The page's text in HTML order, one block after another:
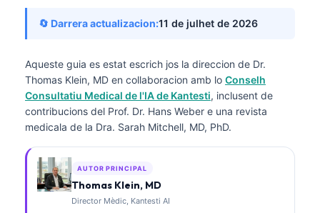
🔄 Darrera actualizacion:11 de julhet de 2026
Aqueste guia es estat escrich jos la direccion de Dr.
Thomas Klein, MD en collaboracion amb lo Conselh
Consultatiu Medical de l'IA de Kantesti, inclusent de
contribucions del Prof. Dr. Hans Weber e una revista
medicala de la Dra. Sarah Mitchell, MD, PhD.
AUTOR PRINCIPAL
Thomas Klein, MD
Director Mèdic, Kantesti AI